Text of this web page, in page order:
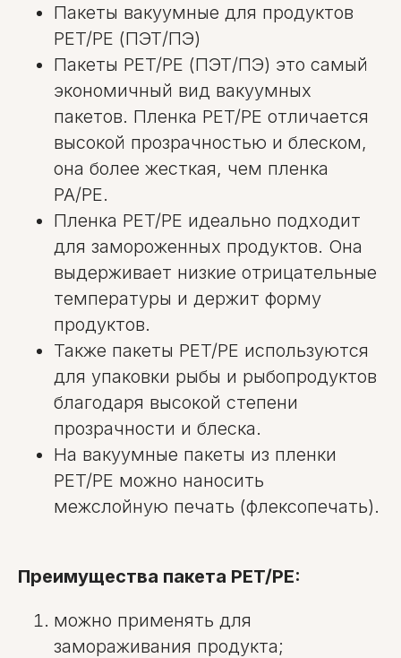
Пакеты вакуумные для продуктов
PET/PE (ПЭТ/ПЭ)
Пакеты PET/PE (ПЭТ/ПЭ) это самый
экономичный вид вакуумных
пакетов. Пленка PET/PE отличается
высокой прозрачностью и блеском,
она более жесткая, чем пленка
PA/PE.
Пленка PET/PE идеально подходит
для замороженных продуктов. Она
выдерживает низкие отрицательные
температуры и держит форму
продуктов.
Также пакеты PET/PE используются
для упаковки рыбы и рыбопродуктов
благодаря высокой степени
прозрачности и блеска.
На вакуумные пакеты из пленки
PET/PE можно наносить
межслойную печать (флексопечать).
Преимущества пакета PET/PE:
можно применять для
замораживания продукта;